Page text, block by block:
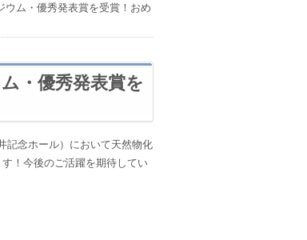
ム・優秀発表賞を受賞！おめ
・優秀発表賞を
記念ホール）において天然物化
！今後のご活躍を期待してい